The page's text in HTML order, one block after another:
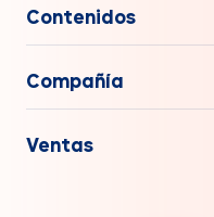
Contenidos
Compañía
Ventas